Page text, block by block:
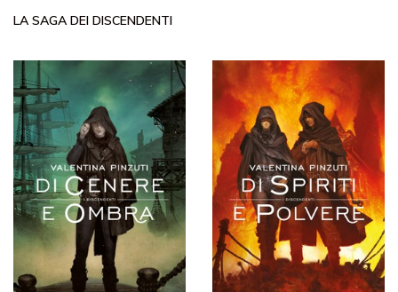
LA SAGA DEI DISCENDENTI